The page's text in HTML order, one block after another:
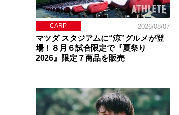
CARP 2026/08/07
マツダ スタジアムに“涼”グルメが登
場！８月６試合限定で『夏祭り
2026』限定７商品を販売